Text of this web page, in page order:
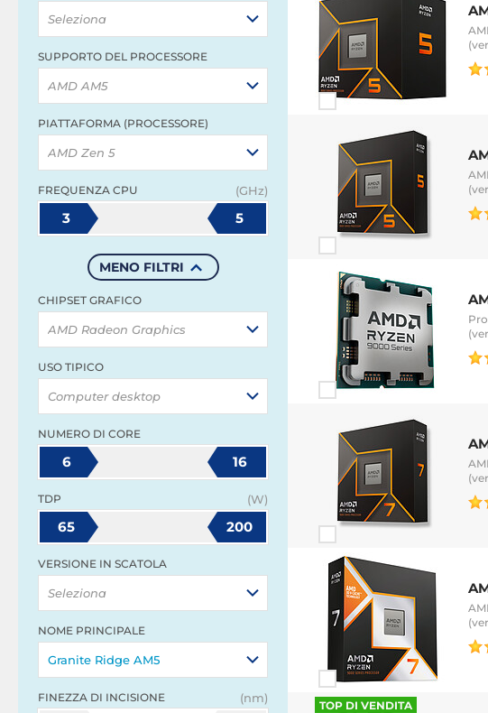
Seleziona
SUPPORTO DEL PROCESSORE
AMD AM5
PIATTAFORMA (PROCESSORE)
AMD Zen 5
FREQUENZA CPU (GHz)
3 5
MENO FILTRI
CHIPSET GRAFICO
AMD Radeon Graphics
USO TIPICO
Computer desktop
NUMERO DI CORE
6 16
TDP (W)
65 200
VERSIONE IN SCATOLA
Seleziona
NOME PRINCIPALE
Granite Ridge AM5
FINEZZA DI INCISIONE (nm)
TOP DI VENDITA